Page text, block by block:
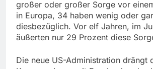
großer oder großer Sorge vor
in Europa, 34 haben wenig oder
diesbezüglich. Vor elf Jahren, im
äußerten nur 29 Prozent diese
Die neue US-Administration drängt